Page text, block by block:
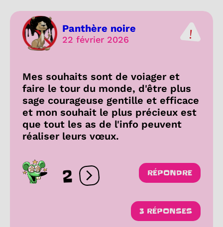
Panthère noire
22 février 2026
Mes souhaits sont de voiager et
faire le tour du monde, d'être plus
sage courageuse gentille et efficace
et mon souhait le plus précieux est
que tout les as de l'info peuvent
réaliser leurs vœux.
2 Ouvrir les réactions
RÉPONDRE
3 RÉPONSES